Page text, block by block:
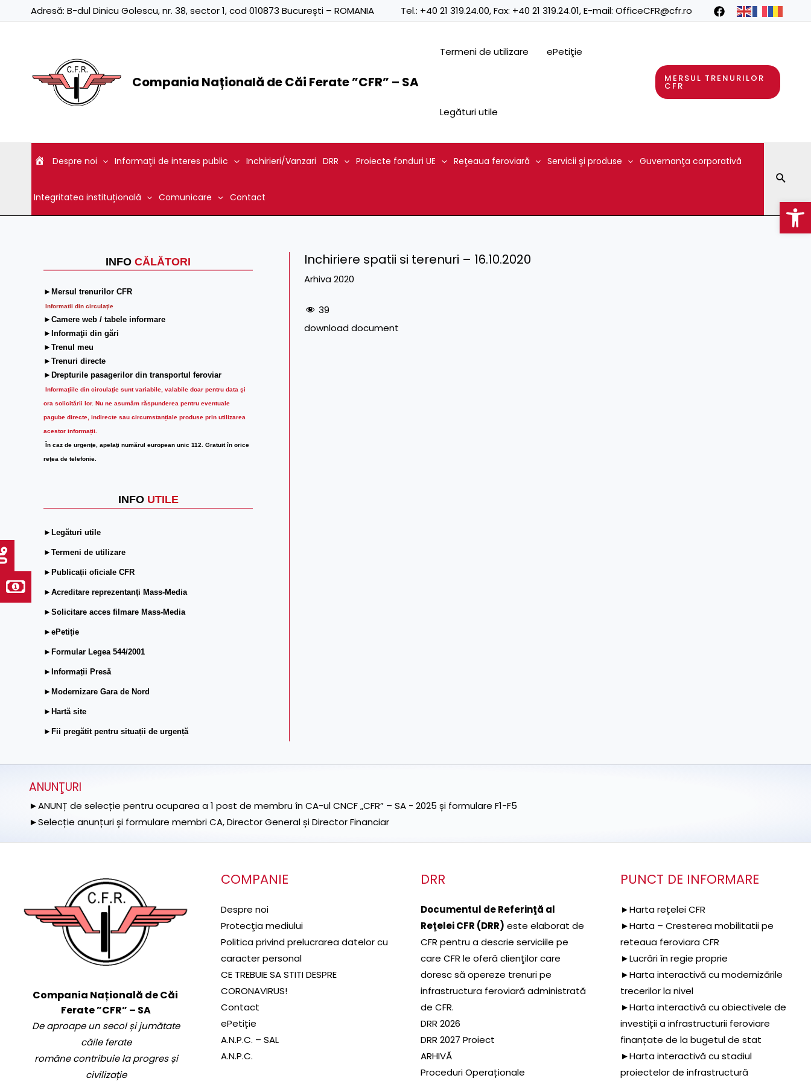
Adresă: B-dul Dinicu Golescu, nr. 38, sector 1, cod 010873 București – ROMANIA Tel.: +40 21 319.24.00, Fax: +40 21 319.24.01, E-mail: OfficeCFR@cfr.ro
Compania Națională de Căi Ferate ”CFR” – SA
Termeni de utilizare ePetiţie
Legături utile
MERSUL TRENURILOR
CFR
Despre noi Informaţii de interes public Inchirieri/Vanzari DRR Proiecte fonduri UE Reţeaua feroviară Servicii şi produse Guvernanţa corporativă
Integritatea instituțională Comunicare Contact
INFO CĂLĂTORI
►Mersul trenurilor CFR
Informatii din circulaţie
►Camere web / tabele informare
►Informaţii din gări
►Trenul meu
►Trenuri directe
►Drepturile pasagerilor din transportul feroviar
Informaţiile din circulaţie sunt variabile, valabile doar pentru data şi
ora solicitării lor. Nu ne asumăm răspunderea pentru eventuale
pagube directe, indirecte sau circumstanțiale produse prin utilizarea
acestor informații.
În caz de urgenţe, apelaţi numărul european unic 112. Gratuit în orice
reţea de telefonie.
INFO UTILE
►Legături utile
►Termeni de utilizare
►Publicații oficiale CFR
►Acreditare reprezentanți Mass-Media
►Solicitare acces filmare Mass-Media
►ePetiție
►Formular Legea 544/2001
►Informații Presă
►Modernizare Gara de Nord
►Hartă site
►Fii pregătit pentru situații de urgență
Inchiriere spatii si terenuri – 16.10.2020
Arhiva 2020
39
download document
ANUNŢURI
►ANUNȚ de selecție pentru ocuparea a 1 post de membru în CA-ul CNCF „CFR” – SA - 2025 și formulare F1-F5
►Selecție anunțuri și formulare membri CA, Director General și Director Financiar
Compania Națională de Căi
Ferate ”CFR” – SA
De aproape un secol și jumătate
căile ferate
române contribuie la progres și
civilizație
COMPANIE
Despre noi
Protecţia mediului
Politica privind prelucrarea datelor cu
caracter personal
CE TREBUIE SA STITI DESPRE
CORONAVIRUS!
Contact
ePetiție
A.N.P.C. – SAL
A.N.P.C.
DRR
Documentul de Referinţă al
Reţelei CFR (DRR) este elaborat de
CFR pentru a descrie serviciile pe
care CFR le oferă clienţilor care
doresc să opereze trenuri pe
infrastructura feroviară administrată
de CFR.
DRR 2026
DRR 2027 Proiect
ARHIVĂ
Proceduri Operaționale
PUNCT DE INFORMARE
►Harta rețelei CFR
►Harta – Cresterea mobilitatii pe
reteaua feroviara CFR
►Lucrări în regie proprie
►Harta interactivă cu modernizările
trecerilor la nivel
►Harta interactivă cu obiectivele de
investiții a infrastructurii feroviare
finanțate de la bugetul de stat
►Harta interactivă cu stadiul
proiectelor de infrastructură